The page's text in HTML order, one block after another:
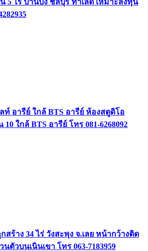
5 ไร่ บ้านบึง ชลบุรี ทำเลดี เหมาะลงทุน
ท์ อารีย์ ใกล้ BTS อารีย์ ห้องสตูดิโอ
ใกล้ BTS อารีย์ โทร 081-6268092
ร้าง 34 ไร่ วังสะพุง จ.เลย หน้ากว้างติด
วบนเนินเขา โทร 063-7183959